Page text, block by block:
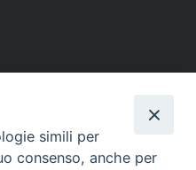
simili per
consenso, anche per